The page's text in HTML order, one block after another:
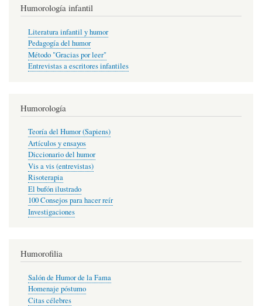
Humorología infantil
Literatura infantil y humor
Pedagogía del humor
Método "Gracias por leer"
Entrevistas a escritores infantiles
Humorología
Teoría del Humor (Sapiens)
Artículos y ensayos
Diccionario del humor
Vis a vis (entrevistas)
Risoterapia
El bufón ilustrado
100 Consejos para hacer reír
Investigaciones
Humorofilia
Salón de Humor de la Fama
Homenaje póstumo
Citas célebres